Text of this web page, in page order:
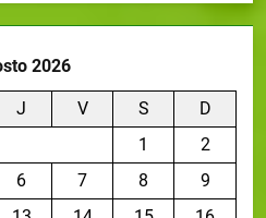
2026
J V S
D
1
2
6 7 8
9